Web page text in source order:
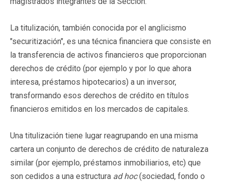
La titulización, también conocida por el anglicismo
"securitización", es una técnica financiera que consiste en
la transferencia de activos financieros que proporcionan
derechos de crédito (por ejemplo y por lo que ahora
interesa, préstamos hipotecarios) a un inversor,
transformando esos derechos de crédito en títulos
financieros emitidos en los mercados de capitales.
Una titulización tiene lugar reagrupando en una misma
cartera un conjunto de derechos de crédito de naturaleza
similar (por ejemplo, préstamos inmobiliarios, etc) que
son cedidos a una estructura ad hoc(sociedad, fondo o